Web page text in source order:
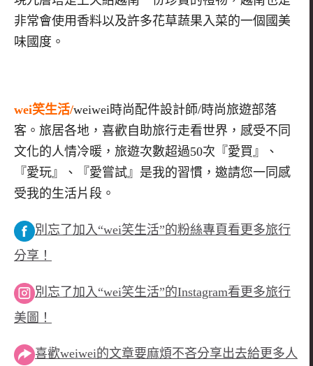
非常會使用香料以及許多花草蔬果入菜的一個國美
味國度。
wei笑生活/weiwei時尚配件設計師/時尚旅遊部落
客。旅居各地，喜歡自助旅行走看世界，感受不同
文化的人情冷暖，旅遊次數超過50次『愛買』、
『愛玩』、『愛嘗試』是我的習慣，邀請您一同感
受我的生活片段。
別忘了加入“wei笑生活”的粉絲專頁看更多旅行
分享！
別忘了加入“wei笑生活”的Instagram看更多旅行
美圖！
喜歡weiwei的文章要麻煩不吝分享出去給更多人